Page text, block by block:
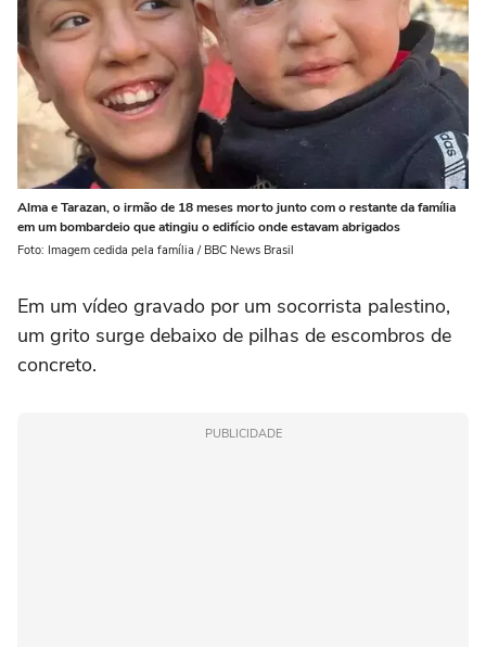
Alma e Tarazan, o irmão de 18 meses morto junto com o restante da família
em um bombardeio que atingiu o edifício onde estavam abrigados
Foto: Imagem cedida pela família / BBC News Brasil
Em um vídeo gravado por um socorrista palestino,
um grito surge debaixo de pilhas de escombros de
concreto.
PUBLICIDADE